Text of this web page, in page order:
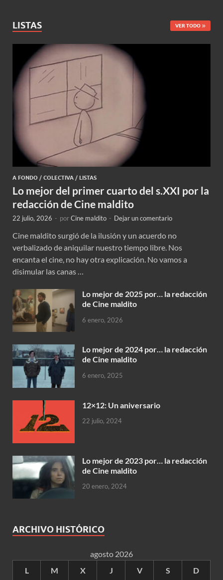
LISTAS VER TODO
A FONDO / COLECTIVA / LISTAS
Lo mejor del primer cuarto del s.XXI por la
redacción de Cine maldito
22 julio, 2026 - porCine maldito - Dejar un comentario
Cine maldito surgió de la ilusión y un acuerdo no
verbalizado de aniquilar nuestro tiempo libre. Nos
encanta el cine, no hay otra explicación. No vamos a
disimular las canas …
Lo mejor de 2025 por… la redacción
de Cine maldito
6 enero, 2026
Lo mejor de 2024 por… la redacción
de Cine maldito
6 enero, 2025
12×12: Un aniversario
22 julio, 2024
Lo mejor de 2023 por… la redacción
de Cine maldito
20 enero, 2024
ARCHIVO HISTÓRICO
agosto 2026
L
M X J V S D